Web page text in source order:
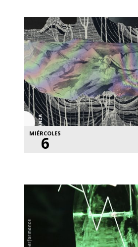
MIÉRCOLES
6